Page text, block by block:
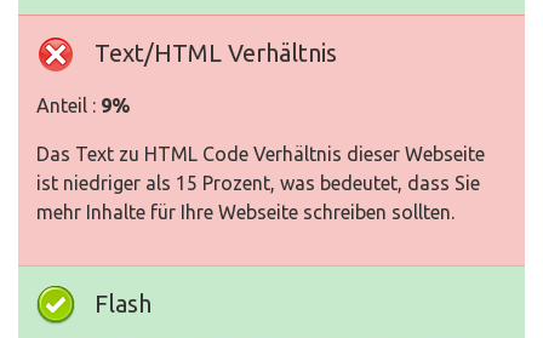
Text/HTML Verhältnis
Anteil : 9%
Das Text zu HTML Code Verhältnis dieser Webseite
ist niedriger als 15 Prozent, was bedeutet, dass Sie
mehr Inhalte für Ihre Webseite schreiben sollten.
Flash